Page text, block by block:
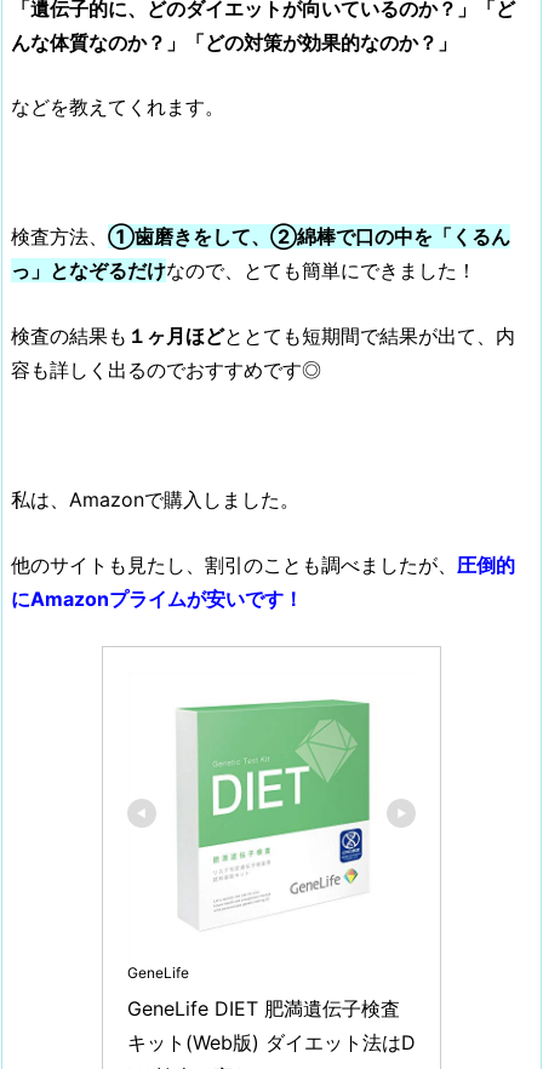
「遺伝子的に、どのダイエットが向いているのか？」「ど
んな体質なのか？」「どの対策が効果的なのか？」
などを教えてくれます。
検査方法、 ①歯磨きをして、②綿棒で口の中を「くるん
っ」となぞるだけなので、とても簡単にできました！
検査の結果も １ヶ月ほどととても短期間で結果が出て、内
容も詳しく出るのでおすすめです◎
私は、Amazonで購入しました。
他のサイトも見たし、割引のことも調べましたが、 圧倒的
にAmazonプライムが安いです！
GeneLife
GeneLife DIET 肥満遺伝子検査
キット(Web版) ダイエット法はD